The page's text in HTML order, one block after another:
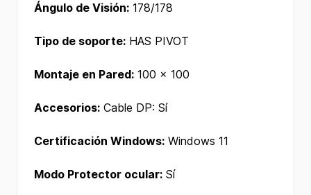
Ángulo de Visión: 178/178
Tipo de soporte: HAS PIVOT
Montaje en Pared: 100 x 100
Accesorios: Cable DP: Sí
Certificación Windows: Windows 11
Modo Protector ocular: Sí